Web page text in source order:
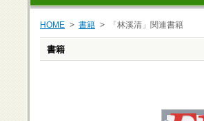
HOME 書籍 「林溪清」関連書籍
書籍